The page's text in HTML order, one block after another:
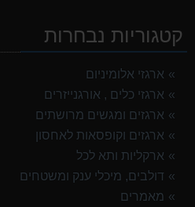
קטגוריות נבחרות
ארגזי אלומיניום
ארגזי כלים , אורגנייזרים
ארגזים ומגשים מרושתים
ארגזים וקופסאות לאחסון
ארקליות ותא לכל
דולבים, מיכלי ענק ומשטחים
מאמרים